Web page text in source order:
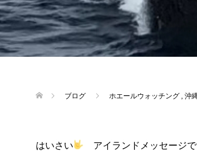
ブログ ホエールウォッチング 沖
はいさい アイランドメッセージ